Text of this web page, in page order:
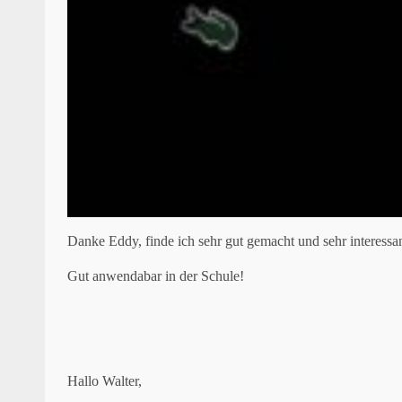
Danke Eddy, finde ich sehr gut gemacht und sehr
Gut anwendabar in der Schule!
Hallo Walter,